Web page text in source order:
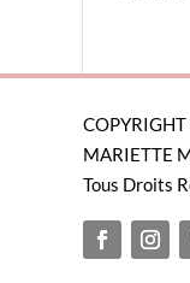
MARIETTE
Tous Droits